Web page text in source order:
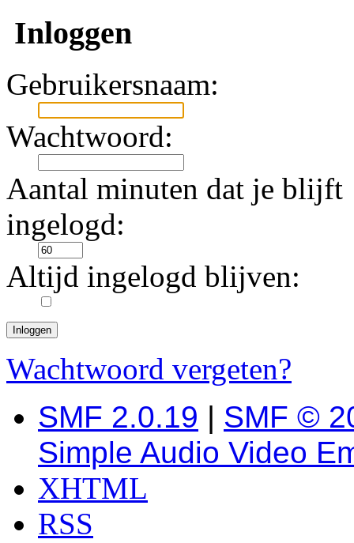
Inloggen
Gebruikersnaam:
Wachtwoord:
Aantal minuten dat je blijft
ingelogd:
Altijd ingelogd blijven:
Wachtwoord vergeten?
SMF 2.0.19 | SMF ©
Simple Audio Video
XHTML
RSS